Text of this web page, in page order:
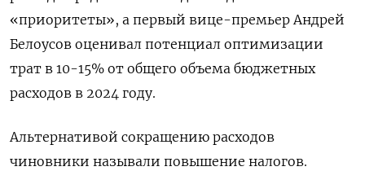
«приоритеты», а первый вице-премьер Андрей
Белоусов оценивал потенциал оптимизации
трат в 10-15% от общего объема бюджетных
расходов в 2024 году.
Альтернативой сокращению расходов
чиновники называли повышение налогов.